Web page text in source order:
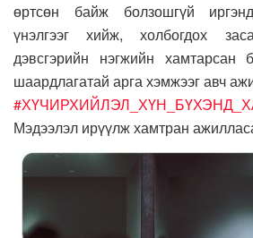
өртсөн байж болзошгүй
үнэлгээг хийж, холбогдох
дэвсгэрийн нэгжийн хамтарсан
шаардлагатай арга хэмжээг авч
Мэдээлэл ирүүлж хамтран